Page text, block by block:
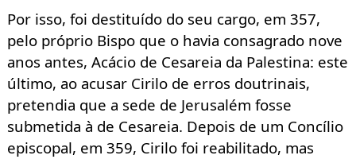
Por isso, foi destituído do seu cargo, em 357,
pelo próprio Bispo que o havia consagrado nove
anos antes, Acácio de Cesareia da Palestina: este
último, ao acusar Cirilo de erros doutrinais,
pretendia que a sede de Jerusalém fosse
submetida à de Cesareia. Depois de um Concílio
episcopal, em 359, Cirilo foi reabilitado, mas